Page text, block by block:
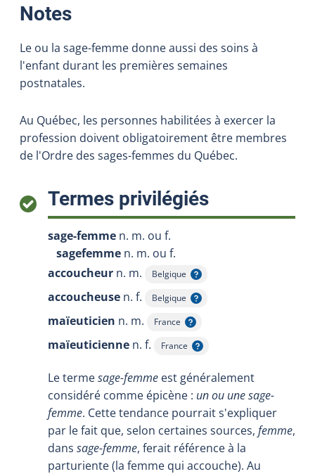
Notes:
Le ou la sage-femme donne aussi des soins à
l'enfant durant les premières semaines
postnatales.
Au Québec, les personnes habilitées à exercer la
profession doivent obligatoirement être membres
de l'Ordre des sages-femmes du Québec.
Termes privilégiés:
sage-femme n. m. ou f.
sagefemme n. m. ou f.
accoucheur n. m. Belgique
Afficher l'infobulle
accoucheuse n. f. Belgique
Afficher l'infobulle
maïeuticien n. m. France
Afficher l'infobulle
maïeuticienne n. f. France
Afficher l'infobulle
Le termesage-femme est généralement
considéré comme épicène : un ou une sage-
femme. Cette tendance pourrait s'expliquer
par le fait que, selon certaines sources, femme,
dans sage-femme, ferait référence à la
parturiente (la femme qui accouche). Au